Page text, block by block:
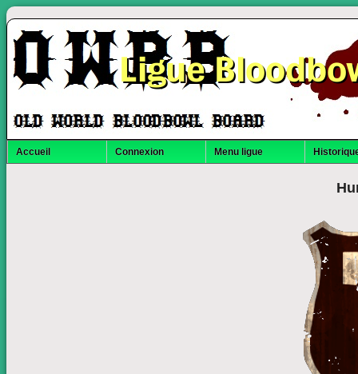
Ligue
Accueil Connexion Menu ligue